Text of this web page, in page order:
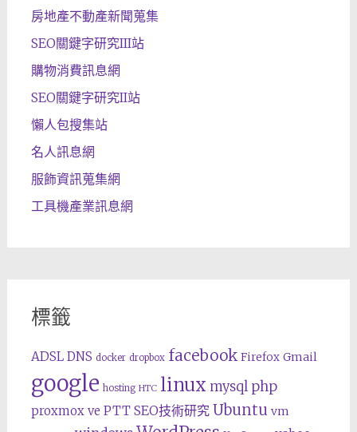
房地產不動產新聞蒐集
SEO關鍵字研究III站
購物消費訊息網
SEO關鍵字研究II站
懶人包搜集站
名人訊息網
服飾資訊蒐集網
工具機產業訊息網
標籤
ADSL DNS docker dropbox facebook Firefox Gmail
google hosting HTC linux mysql php
proxmox ve PTT SEO技術研究 Ubuntu vm